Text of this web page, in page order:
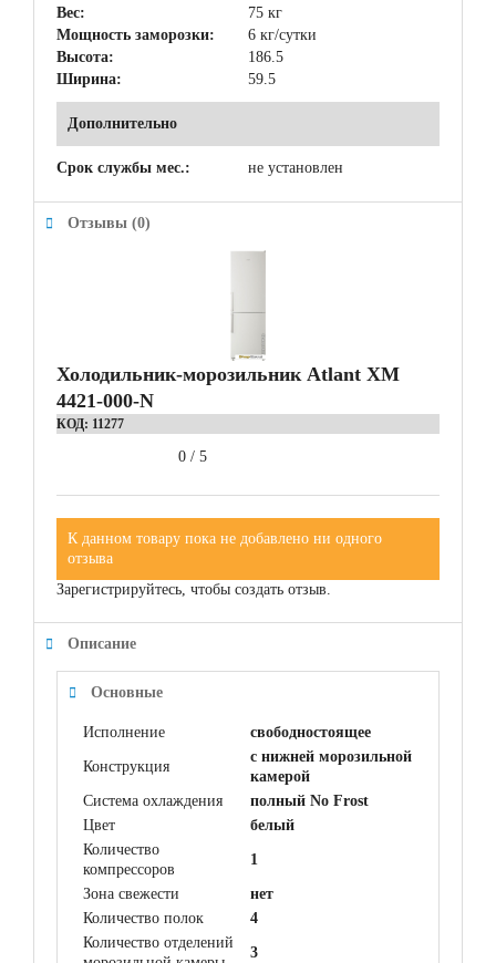
Вес:
75 кг
Мощность заморозки:
6 кг/сутки
Высота:
186.5
Ширина:
59.5
Дополнительно
Срок службы мес.: не установлен
Отзывы (0)
Холодильник-морозильник Atlant ХМ
4421-000-N
КОД: 11277
0 / 5
К данном товару пока не добавлено ни одного
отзыва
Зарегистрируйтесь, чтобы создать отзыв.
Описание
Основные
Исполнение свободностоящее
Конструкция
с нижней морозильной
камерой
Система охлаждения
полный No Frost
Цвет
белый
Количество
компрессоров
1
Зона свежести
нет
Количество полок
4
Количество отделений
3